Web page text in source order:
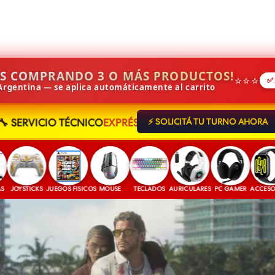
COMPRANDO 3 O MÁS PRODUCTOS!
— se aplica automáticamente al carrito ⭐⭐⭐
SERVICIO TÉCNICOEXPRÉS ⚡ SOLICITÁ TU TURNO AHORA
JUEGOS FISICOS MOUSE TECLADOS AURICULARES PC GAMER ACCESORIOS
¿Querés armartu PC Gamer?